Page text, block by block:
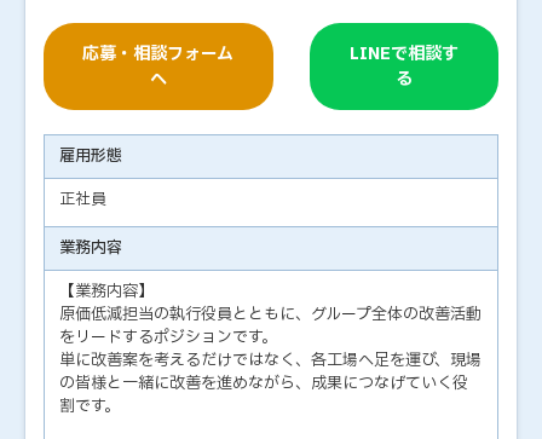
応募・相談フォーム
へ
LINEで相談す
る
雇用形態
正社員
業務内容
【業務内容】
原価低減担当の執行役員とともに、グループ全体の改善活動
をリードするポジションです。
単に改善案を考えるだけではなく、各工場へ足を運び、現場
の皆様と一緒に改善を進めながら、成果につなげていく役
割です。